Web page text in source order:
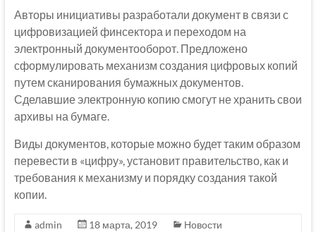
Авторы инициативы разработали документ в связи с
цифровизацией финсектора и переходом на
электронный документооборот. Предложено
сформулировать механизм создания цифровых копий
путем сканирования бумажных документов.
Сделавшие электронную копию смогут не хранить свои
архивы на бумаге.
Виды документов, которые можно будет таким образом
перевести в «цифру», установит правительство, как и
требования к механизму и порядку создания такой
копии.
admin 18 марта, 2019
Новости